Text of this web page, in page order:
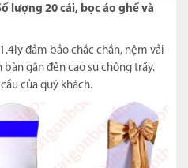
lượng 20 cái, bọc áo ghế và
đảm bảo chắc chắn, nệm vải
gắn đến cao su chống trầy.
của quý khách.